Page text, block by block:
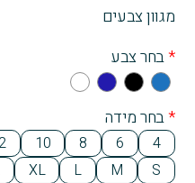
מגוון צבעים
*בחר צבע
Blu
e
Bla
Na
Blu
e
Whi
*בחר מידה
4
6
8
10
S
M
L
XL